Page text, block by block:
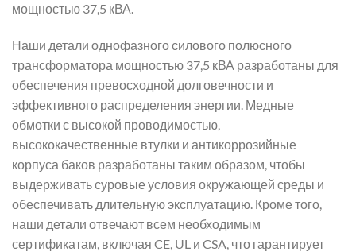
мощностью 37,5 кВА.
Наши детали однофазного силового полюсного
трансформатора мощностью 37,5 кВА разработаны для
обеспечения превосходной долговечности и
эффективного распределения энергии. Медные
обмотки с высокой проводимостью,
высококачественные втулки и антикоррозийные
корпуса баков разработаны таким образом, чтобы
выдерживать суровые условия окружающей среды и
обеспечивать длительную эксплуатацию. Кроме того,
наши детали отвечают всем необходимым
сертификатам, включая CE, UL и CSA, что гарантирует